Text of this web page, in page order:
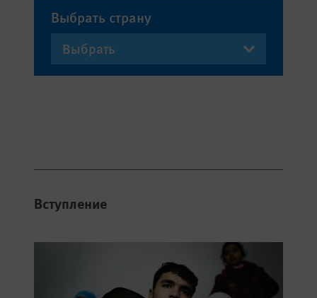
Вступление
Выбрать страну